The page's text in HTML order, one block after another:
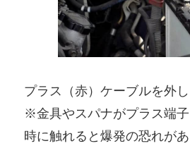
プラス（赤）ケーブルを外し
※金具やスパナがプラス端
時に触れると爆発の恐れが